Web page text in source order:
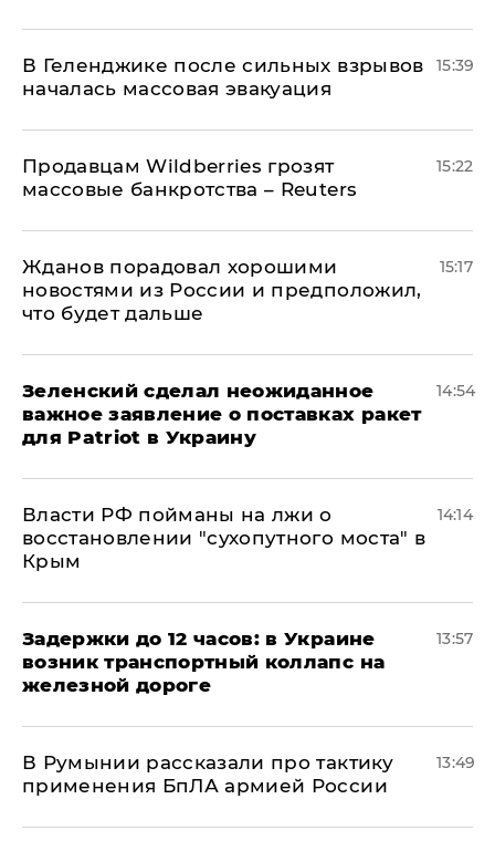
В Геленджике после сильных взрывов
началась массовая эвакуация
15:39
Продавцам Wildberries грозят
массовые банкротства – Reuters
15:22
Жданов порадовал хорошими
новостями из России и предположил,
что будет дальше
15:17
Зеленский сделал неожиданное
важное заявление о поставках ракет
для Patriot в Украину
14:54
Власти РФ пойманы на лжи о
восстановлении "сухопутного моста" в
Крым
14:14
Задержки до 12 часов: в Украине
возник транспортный коллапс на
железной дороге
13:57
В Румынии рассказали про тактику
применения БпЛА армией России
13:49